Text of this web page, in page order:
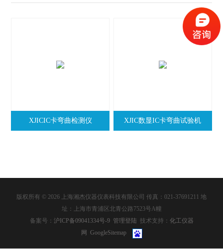
XJICIC卡弯曲检测仪 XJIC数显IC卡弯曲试验机
版权所有 © 2026 上海湘杰仪器仪表科技有限公司 传真：021-37691211 地
址：上海市青浦区北青公路7523号A幢
备案号： 沪ICP备09041334号-9 管理登陆 技术支持： 化工仪器
网 GoogleSitemap